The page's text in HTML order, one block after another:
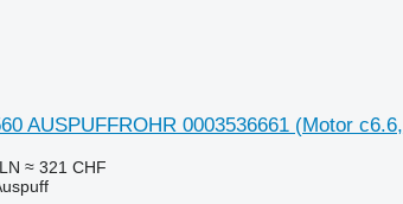
AUSPUFFROHR 0003536661 (Motor
≈ 321 CHF